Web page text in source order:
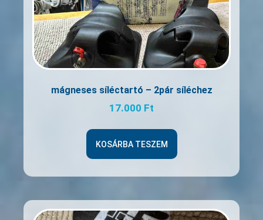
mágneses síléctartó – 2pár síléchez
17.000 Ft
KOSÁRBA TESZEM